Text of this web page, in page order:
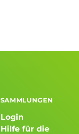
SAMMLUNGEN
Login
Hilfe für die